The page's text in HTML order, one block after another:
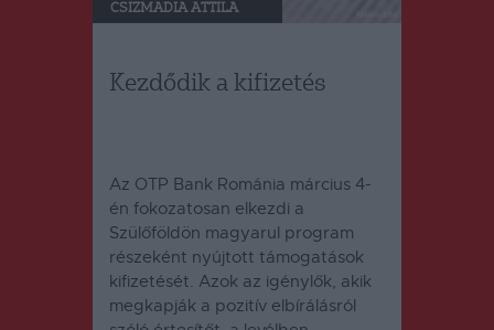
CSIZMADIA ATTILA
Kezdődik a kifizetés
Az OTP Bank Románia március 4-
én fokozatosan elkezdi a
Szülőföldön magyarul program
részeként nyújtott támogatások
kifizetését. Azok az igénylők, akik
megkapják a pozitív elbírálásról